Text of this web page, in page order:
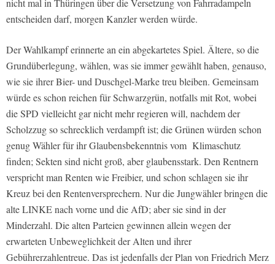
nicht mal in Thüringen über die Versetzung von Fahrradampeln
entscheiden darf, morgen Kanzler werden würde.
Der Wahlkampf erinnerte an ein abgekartetes Spiel. Ältere, so die
Grundüberlegung, wählen, was sie immer gewählt haben, genauso,
wie sie ihrer Bier- und Duschgel-Marke treu bleiben. Gemeinsam
würde es schon reichen für Schwarzgrün, notfalls mit Rot, wobei
die SPD vielleicht gar nicht mehr regieren will, nachdem der
Scholzzug so schrecklich verdampft ist; die Grünen würden schon
genug Wähler für ihr Glaubensbekenntnis vom Klimaschutz
finden; Sekten sind nicht groß, aber glaubensstark. Den Rentnern
verspricht man Renten wie Freibier, und schon schlagen sie ihr
Kreuz bei den Rentenversprechern. Nur die Jungwähler bringen die
alte LINKE nach vorne und die AfD; aber sie sind in der
Minderzahl. Die alten Parteien gewinnen allein wegen der
erwarteten Unbeweglichkeit der Alten und ihrer
Gebührerzahlentreue. Das ist jedenfalls der Plan von Friedrich Merz